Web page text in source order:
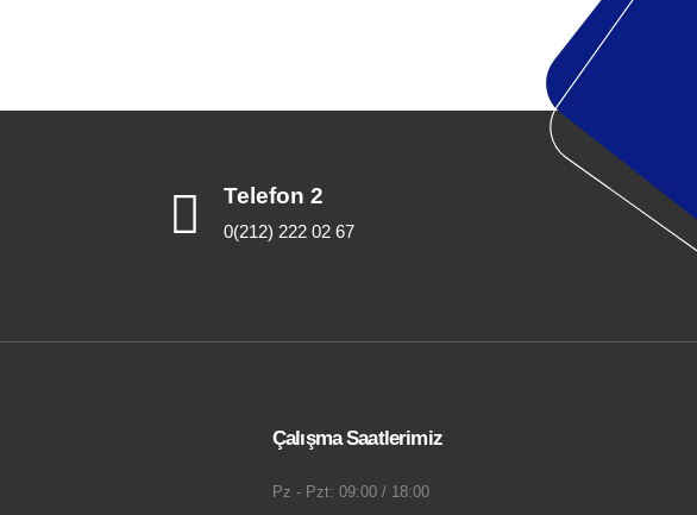
Telefon 2
0(212) 222 02 67
Çalışma Saatlerimiz
Pz - Pzt: 09:00 / 18:00